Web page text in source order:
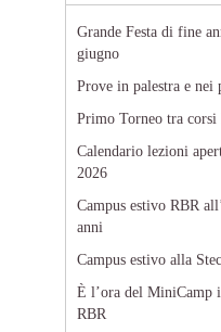
Grande Festa di fine
giugno
Prove in palestra e nei
Primo Torneo tra
Calendario lezioni
2026
Campus estivo RBR
anni
Campus estivo alla
È l’ora del MiniCamp
RBR